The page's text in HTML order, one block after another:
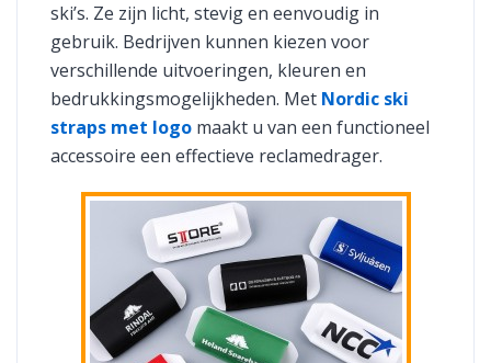
ski’s. Ze zijn licht, stevig en eenvoudig in
gebruik. Bedrijven kunnen kiezen voor
verschillende uitvoeringen, kleuren en
bedrukkingsmogelijkheden. Met Nordic ski
straps met logo maakt u van een functioneel
accessoire een effectieve reclamedrager.